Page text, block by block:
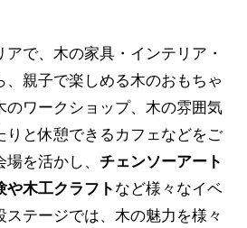
で、木の家具・インテリア・
、親子で楽しめる木のおもちゃ
のワークショップ、木の雰囲気
りと休憩できるカフェなどをご
場を活かし、チェンソーアート
や木工クラフト など様々なイベ
ステージでは、木の魅力を様々